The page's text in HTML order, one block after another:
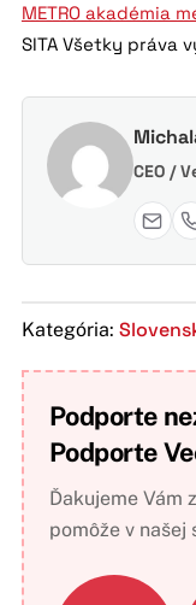
METRO akadémia
SITA Všetky práva
CEO /
Kategória:
Podporte
Podporte
Ďakujeme Vám
pomôže v našej